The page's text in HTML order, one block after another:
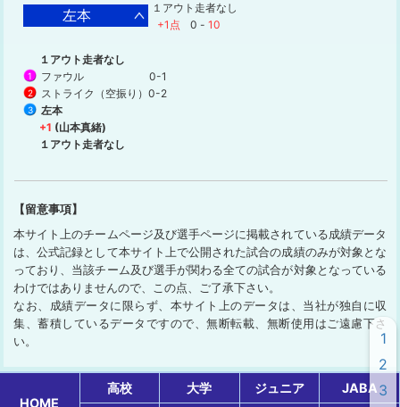
左本
１アウト走者なし
+1点
0 - 10
１アウト走者なし
1 ファウル 0-1
2 ストライク（空振り） 0-2
3
左本
+1 (山本真緒)
１アウト走者なし
【留意事項】
本サイト上のチームページ及び選手ページに掲載されている成績データ
は、公式記録として本サイト上で公開された試合の成績のみが対象とな
っており、当該チーム及び選手が関わる全ての試合が対象となっている
わけではありませんので、この点、ご了承下さい。
なお、成績データに限らず、本サイト上のデータは、当社が独自に収
集、蓄積しているデータですので、無断転載、無断使用はご遠慮下さ
い。
HOME
高校 大学 ジュニア JABA
1
2
3